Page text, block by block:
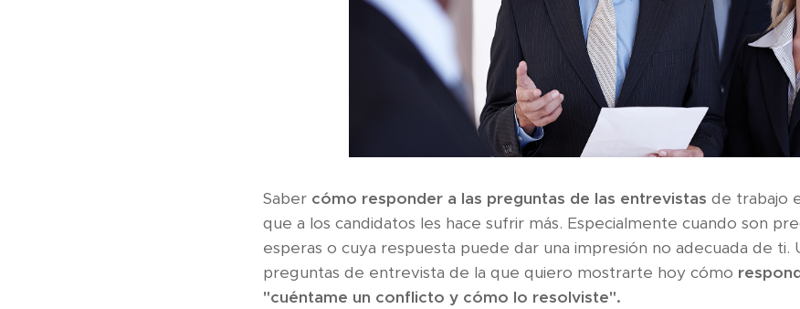
Saber cómo responder a las preguntas de las entrevistas de trabajo
que a los candidatos les hace sufrir más. Especialmente cuando son
esperas o cuya respuesta puede dar una impresión no adecuada de ti.
preguntas de entrevista de la que quiero mostrarte hoy cómo
"cuéntame un conflicto y cómo lo resolviste".